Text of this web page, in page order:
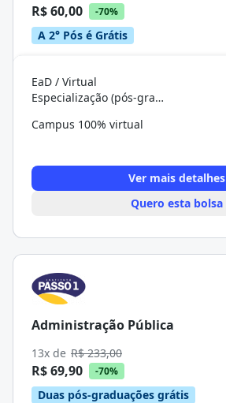
R$ 60,00 -70%
A 2° Pós é Grátis
EaD / Virtual
Especialização (pós-graduação)
Campus 100% virtual
Ver mais detalhes
Quero esta bolsa
Administração Pública
13x de R$ 233,00
R$ 69,90 -70%
Duas pós-graduações grátis